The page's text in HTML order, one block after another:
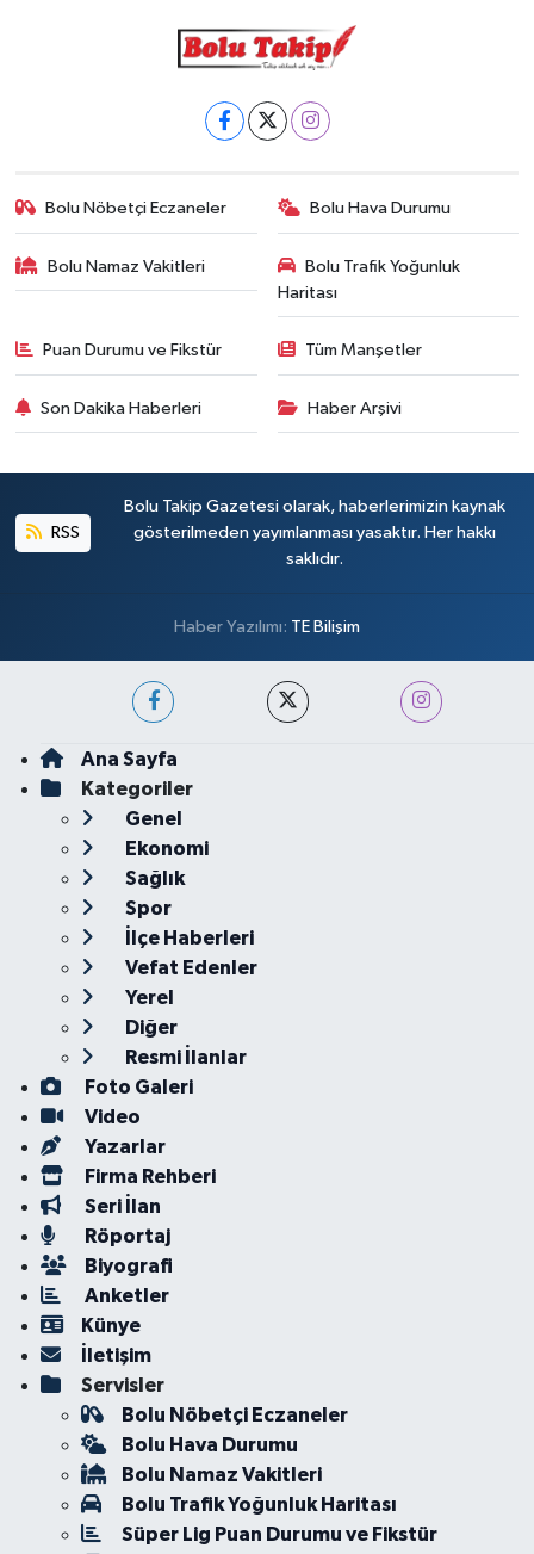
Bolu Nöbetçi Eczaneler Bolu Hava Durumu
Bolu Namaz Vakitleri
Bolu Trafik Yoğunluk
Haritası
Puan Durumu ve Fikstür Tüm Manşetler
Son Dakika Haberleri Haber Arşivi
RSS
Bolu Takip Gazetesi olarak, haberlerimizin kaynak
gösterilmeden yayımlanması yasaktır. Her hakkı
saklıdır.
Haber Yazılımı: TE Bilişim
Ana Sayfa
Kategoriler
Genel
Ekonomi
Sağlık
Spor
İlçe Haberleri
Vefat Edenler
Yerel
Diğer
Resmi İlanlar
Foto Galeri
Video
Yazarlar
Firma Rehberi
Seri İlan
Röportaj
Biyografi
Anketler
Künye
İletişim
Servisler
Bolu Nöbetçi Eczaneler
Bolu Hava Durumu
Bolu Namaz Vakitleri
Bolu Trafik Yoğunluk Haritası
Süper Lig Puan Durumu ve Fikstür